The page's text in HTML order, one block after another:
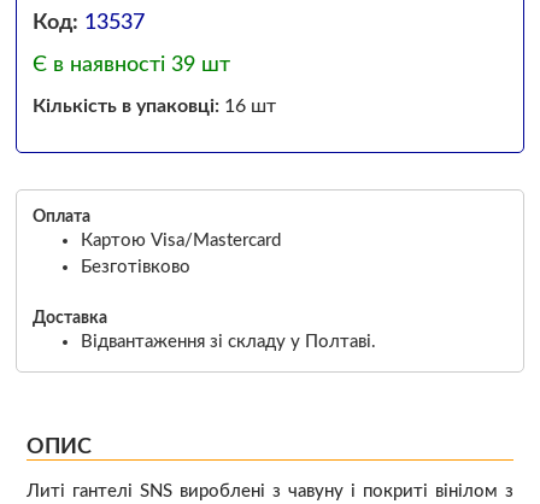
Код: 13537
Є в наявності 39 шт
Кількість в упаковці:16 шт
Оплата
Картою Visa/Mastercard
Безготівково
Доставка
Відвантаження зі складу у Полтаві.
ОПИС
Литі гантелі SNS вироблені з чавуну і покриті вінілом з